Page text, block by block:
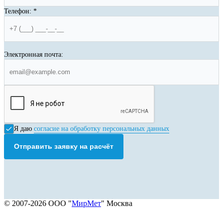
Телефон: *
Электронная почта:
Я даю согласие на обработку персональных данных
Отправить заявку на расчёт
© 2007-2026 ООО "МирМет" Москва